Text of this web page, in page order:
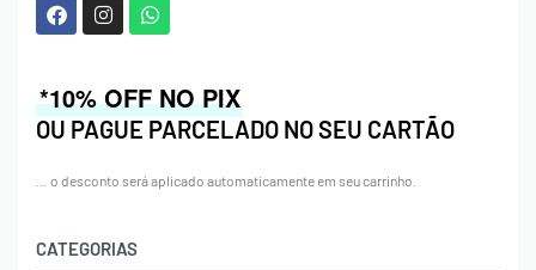
CATEGORIAS
*10% OFF NO PIX
OU PAGUE PARCELADO NO SEU CARTÃO
… o desconto será aplicado automaticamente em seu carrinho.